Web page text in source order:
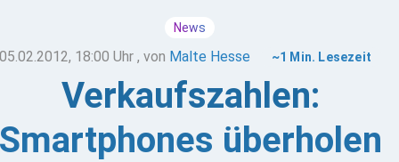
News
18:00 Uhr , von Malte Hesse ~1 Min. Lesezeit
Verkaufszahlen:
Smartphones überholen